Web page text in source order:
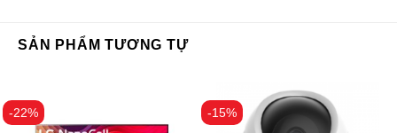
SẢN PHẨM TƯƠNG TỰ
-22% -15%